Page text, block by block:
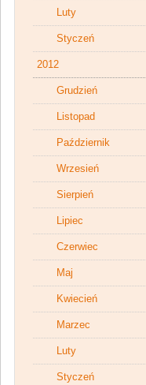
Luty
Styczeń
2012
Grudzień
Listopad
Październik
Wrzesień
Sierpień
Lipiec
Czerwiec
Maj
Kwiecień
Marzec
Luty
Styczeń